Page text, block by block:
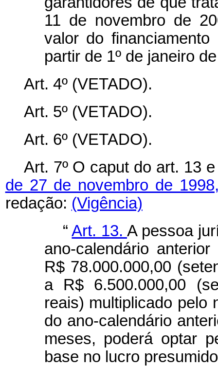
11 de novembro de
valor do
partir de 1º de janeiro
Art. 4º (VETADO).
Art. 5º (VETADO).
Art. 6º (VETADO).
Art. 7º O caput do art. 13
de 27 de novembro de
redação: (Vigência)
“Art. 13. A pessoa
ano-calendário
R$ 78.000.000,00
a R$ 6.500.000,00
reais) multiplicado pelo
do ano-calendário
meses, poderá optar
base no lucro